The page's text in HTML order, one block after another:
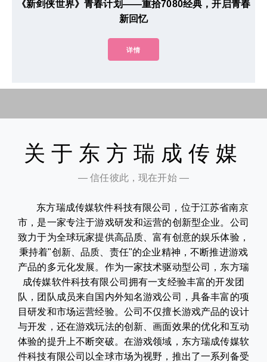
《新剑侠世界》青春计划——重拾7080经典，开启青春
新回忆
详情
关于东方瑞成传媒
— 信任彼此，现在开始 —
东方瑞成传媒软件科技有限公司，位于江苏省南京
市，是一家专注于游戏研发和运营的创新型企业。公司
致力于为全球玩家提供高品质、富有创意的娱乐体验，
秉持着"创新、品质、责任"的企业精神，不断推进游戏
产品的多元化发展。作为一家技术驱动型公司，东方瑞
成传媒软件科技有限公司拥有一支经验丰富的开发团
队，团队成员来自国内外知名游戏公司，具备丰富的项
目研发和市场运营经验。公司不仅擅长游戏产品的设计
与开发，还在游戏玩法的创新、画面效果的优化和互动
体验的提升上不断突破。在游戏领域，东方瑞成传媒软
件科技有限公司以全球市场为视野，推出了一系列备受